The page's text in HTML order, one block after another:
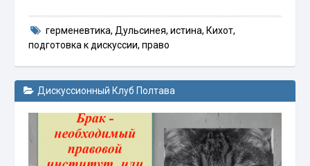
герменевтика, Дульсинея, истина, Кихот,
подготовка к дискуссии,право
Дискуссионный Клуб Полтава